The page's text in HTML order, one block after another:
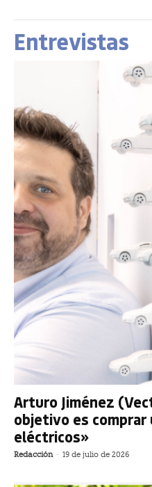
Entrevistas
Arturo Jiménez
objetivo es
eléctricos»
Redacción - 19 de julio de 2026